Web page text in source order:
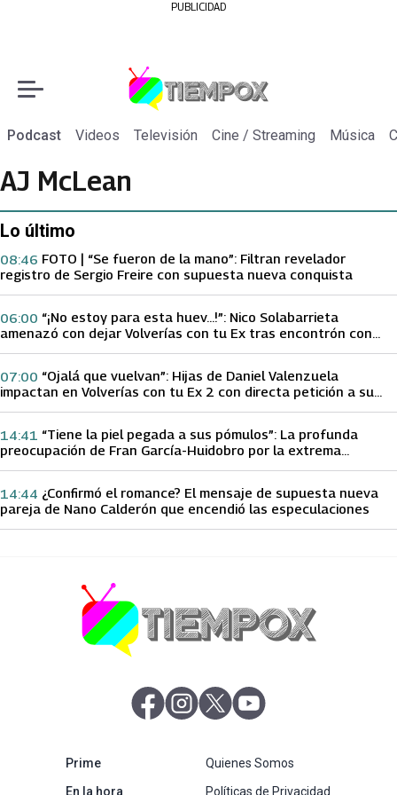
PUBLICIDAD
Podcast Videos Televisión Cine / Streaming Música
AJ McLean
Lo último
FOTO | “Se fueron de la mano”: Filtran revelador
registro de Sergio Freire con supuesta nueva conquista
08:46
“¡No estoy para esta huev…!”: Nico Solabarrieta
amenazó con dejar Volverías con tu Ex tras encontrón con
06:00
“Ojalá que vuelvan”: Hijas de Daniel Valenzuela
impactan en Volverías con tu Ex 2 con directa petición a su
07:00
“Tiene la piel pegada a sus pómulos”: La profunda
preocupación de Fran García-Huidobro por la extrema
14:41
¿Confirmó el romance? El mensaje de supuesta nueva
pareja de Nano Calderón que encendió las especulaciones
14:44
abre en nueva pestaña
abre en nueva pestaña
abre en nueva pestaña
Primeabre en nueva pestaña
En la horaabre en nueva pestaña
Quienes Somos
Políticas de Privacidad